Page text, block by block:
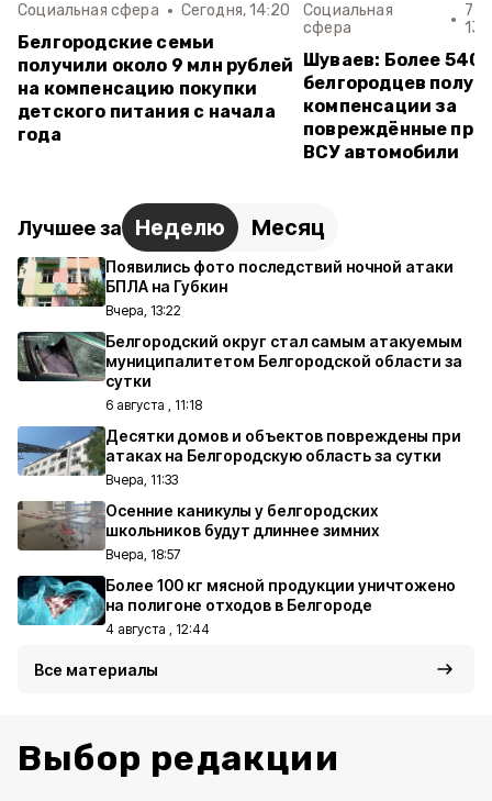
Социальная сфера Сегодня, 14:20
Белгородские семьи
получили около 9 млн рублей
на компенсацию покупки
детского питания с начала
года
Социальная
сфера
7
Шуваев: Более 540
белгородцев
компенсации за
повреждённые при
ВСУ автомобили
Лучшее за Неделю Месяц
Появились фото последствий ночной атаки
БПЛА на Губкин
Вчера, 13:22
Белгородский округ стал самым атакуемым
муниципалитетом Белгородской области за
сутки
6 августа , 11:18
Десятки домов и объектов повреждены при
атаках на Белгородскую область за сутки
Вчера, 11:33
Осенние каникулы у белгородских
школьников будут длиннее зимних
Вчера, 18:57
Более 100 кг мясной продукции уничтожено
на полигоне отходов в Белгороде
4 августа , 12:44
Все материалы
Выбор редакции